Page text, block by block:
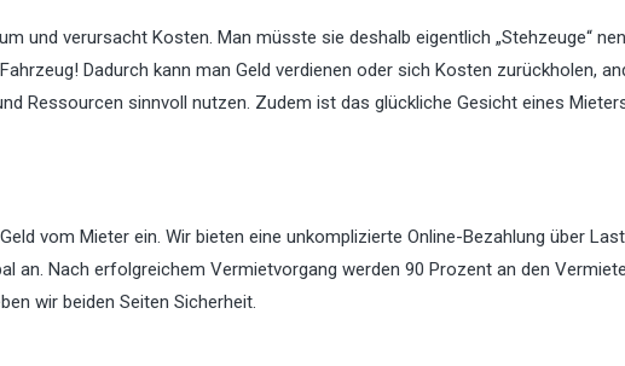
und verursacht Kosten. Man müsste sie deshalb eigentlich „Stehzeuge“
Dadurch kann man Geld verdienen oder sich Kosten zurückholen,
Ressourcen sinnvoll nutzen. Zudem ist das glückliche Gesicht eines
vom Mieter ein. Wir bieten eine unkomplizierte Online-Bezahlung über
an. Nach erfolgreichem Vermietvorgang werden 90 Prozent an den
wir beiden Seiten Sicherheit.